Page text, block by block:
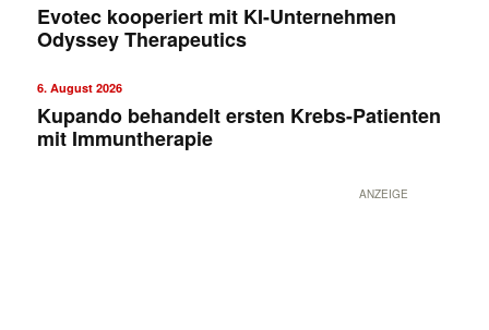
Evotec kooperiert mit KI-Unternehmen
Odyssey Therapeutics
6. August 2026
Kupando behandelt ersten Krebs-Patienten
mit Immuntherapie
ANZEIGE